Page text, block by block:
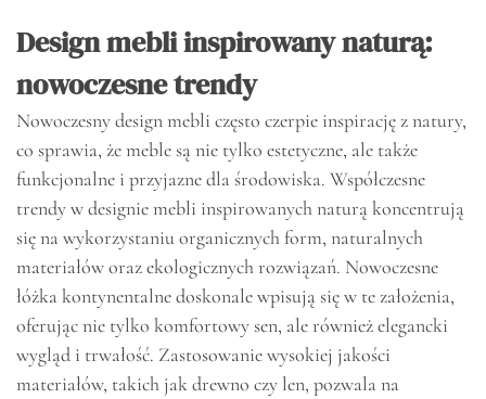
Design mebli inspirowany naturą:
nowoczesne trendy
Nowoczesny design mebli często czerpie inspirację z natury,
co sprawia, że meble są nie tylko estetyczne, ale także
funkcjonalne i przyjazne dla środowiska. Współczesne
trendy w designie mebli inspirowanych naturą koncentrują
się na wykorzystaniu organicznych form, naturalnych
materiałów oraz ekologicznych rozwiązań. Nowoczesne
łóżka kontynentalne doskonale wpisują się w te założenia,
oferując nie tylko komfortowy sen, ale również elegancki
wygląd i trwałość. Zastosowanie wysokiej jakości
materiałów, takich jak drewno czy len, pozwala na